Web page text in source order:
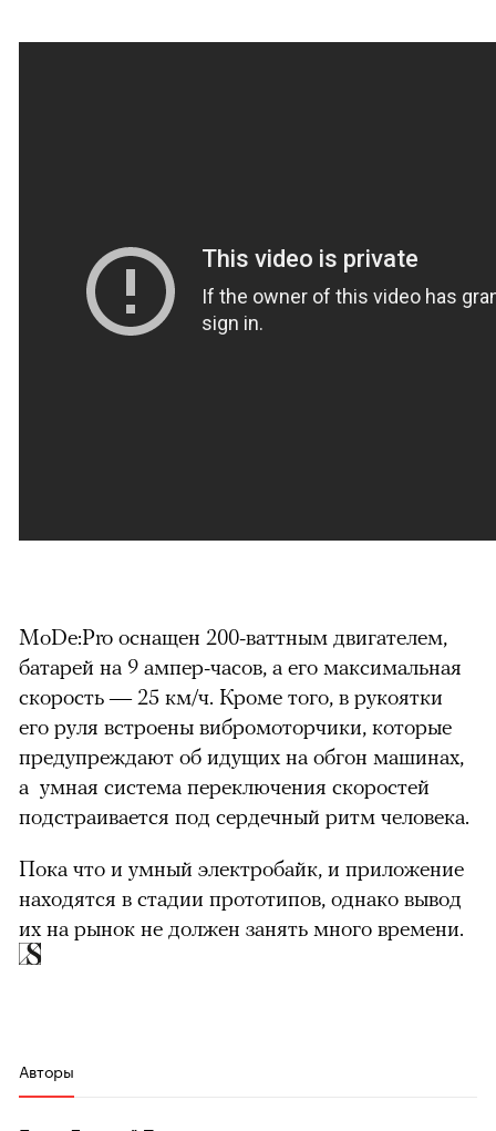
MoDe:Pro оснащен 200-ваттным двигателем,
батарей на 9 ампер-часов, а его максимальная
скорость — 25 км/ч. Кроме того, в рукоятки
его руля встроены вибромоторчики, которые
предупреждают об идущих на обгон машинах,
а умная система переключения скоростей
подстраивается под сердечный ритм человека.
Пока что и умный электробайк, и приложение
находятся в стадии прототипов, однако вывод
их на рынок не должен занять много времени.
Авторы